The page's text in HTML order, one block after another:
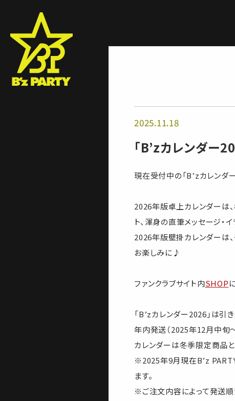
2025.11.18
「B’zカレンダー
現在受付中の「B’zカレンダ
2026年版卓上カレンダーは
ト、渾身の直筆メッセージ・
2026年版壁掛カレンダーは
お楽しみに♪
ファンクラブサイト内SHOP
「B’zカレンダー2026」は引
年内発送（2025年12月中旬
カレンダーは冬季限定商品
※2025年9月現在B’z
ます。
※ご注文内容によって発送順